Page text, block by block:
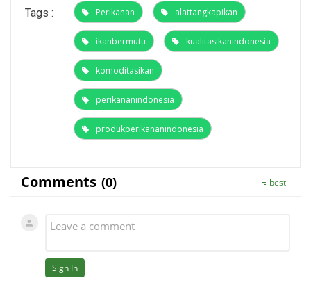
Tags : Perikanan alattangkapikan
ikanbermutu kualitasikanindonesia
komoditasikan
perikananindonesia
produkperikananindonesia